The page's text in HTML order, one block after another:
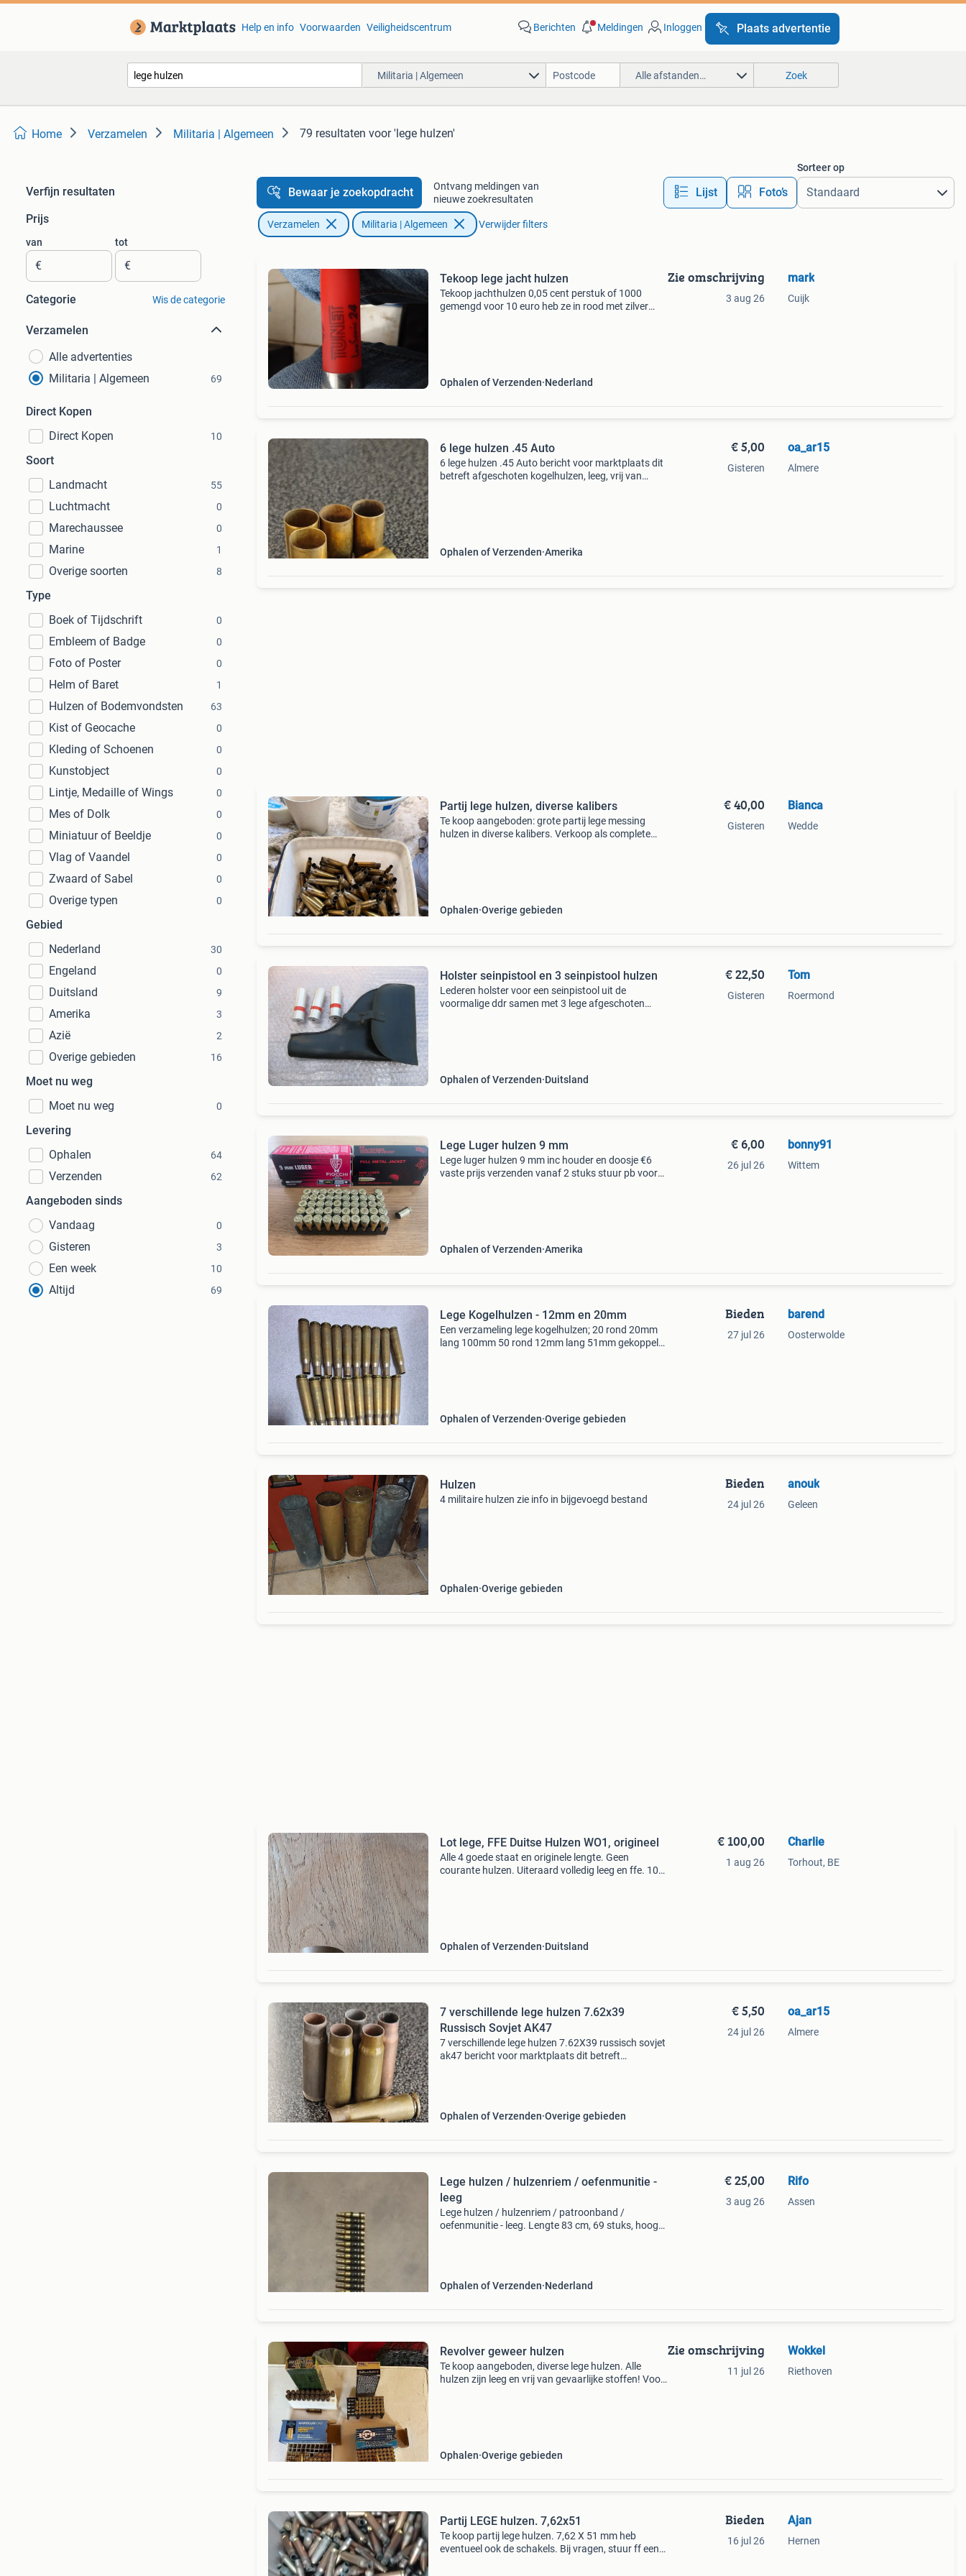
Help en info Voorwaarden Veiligheidscentrum Berichten Meldingen Inloggen Plaats advertentie
Militaria | Algemeen Alle afstanden… Zoek
Home Verzamelen Militaria | Algemeen 79 resultaten voor 'lege hulzen'
Verfijn resultaten
Prijs
van
€
tot
€
Categorie Wis de categorie
Verzamelen
Alle advertenties
Militaria | Algemeen
69
Direct Kopen
Direct Kopen
10
Soort
Landmacht
55
Luchtmacht 0
Marechaussee 0
Marine 1
Overige soorten 8
Type
Boek of Tijdschrift
0
Embleem of Badge 0
Foto of Poster 0
Helm of Baret 1
Hulzen of Bodemvondsten 63
Kist of Geocache 0
Kleding of Schoenen 0
Kunstobject 0
Lintje, Medaille of Wings 0
Mes of Dolk 0
Miniatuur of Beeldje 0
Vlag of Vaandel 0
Zwaard of Sabel 0
Overige typen 0
Gebied
Nederland
30
Engeland 0
Duitsland 9
Amerika 3
Azië 2
Overige gebieden 16
Moet nu weg
Moet nu weg
0
Levering
Ophalen
64
Verzenden 62
Aangeboden sinds
Vandaag
0
Gisteren 3
Een week 10
Altijd 69
Bewaar je zoekopdracht
Ontvang meldingen van
nieuwe zoekresultaten
Lijst Foto’s
Sorteer op
Verzamelen Militaria | Algemeen Verwijder filters
Tekoop lege jacht hulzen
Tekoop jachthulzen 0,05 cent perstuk of 1000
gemengd voor 10 euro heb ze in rood met zilver
Ophalen of Verzenden Nederland
Zie omschrijving
3 aug 26
mark
Cuijk
6 lege hulzen .45 Auto
6 lege hulzen .45 Auto bericht voor marktplaats dit
betreft afgeschoten kogelhulzen, leeg, vrij van
Ophalen of Verzenden Amerika
€ 5,00
Gisteren
oa_ar15
Almere
Partij lege hulzen, diverse kalibers
Te koop aangeboden: grote partij lege messing
hulzen in diverse kalibers. Verkoop als complete
Ophalen Overige gebieden
€ 40,00
Gisteren
Bianca
Wedde
Holster seinpistool en 3 seinpistool hulzen
Lederen holster voor een seinpistool uit de
voormalige ddr samen met 3 lege afgeschoten
Ophalen of Verzenden Duitsland
€ 22,50
Gisteren
Tom
Roermond
Lege Luger hulzen 9 mm
Lege luger hulzen 9 mm inc houder en doosje €6
vaste prijs verzenden vanaf 2 stuks stuur pb voor
Ophalen of Verzenden Amerika
€ 6,00
26 jul 26
bonny91
Wittem
Lege Kogelhulzen - 12mm en 20mm
Een verzameling lege kogelhulzen; 20 rond 20mm
lang 100mm 50 rond 12mm lang 51mm gekoppeld
Ophalen of Verzenden Overige gebieden
Bieden
27 jul 26
barend
Oosterwolde
Hulzen
4 militaire hulzen zie info in bijgevoegd bestand
Ophalen Overige gebieden
Bieden
24 jul 26
anouk
Geleen
Lot lege, FFE Duitse Hulzen WO1, origineel
Alle 4 goede staat en originele lengte. Geen
courante hulzen. Uiteraard volledig leeg en ffe. 100
Ophalen of Verzenden Duitsland
€ 100,00
1 aug 26
Charlie
Torhout, BE
7 verschillende lege hulzen 7.62x39
Russisch Sovjet AK47
7 verschillende lege hulzen 7.62X39 russisch sovjet
ak47 bericht voor marktplaats dit betreft
Ophalen of Verzenden Overige gebieden
€ 5,50
24 jul 26
oa_ar15
Almere
Lege hulzen / hulzenriem / oefenmunitie -
leeg
Lege hulzen / hulzenriem / patroonband /
oefenmunitie - leeg. Lengte 83 cm, 69 stuks, hoogte
Ophalen of Verzenden Nederland
€ 25,00
3 aug 26
Rifo
Assen
Revolver geweer hulzen
Te koop aangeboden, diverse lege hulzen. Alle
hulzen zijn leeg en vrij van gevaarlijke stoffen! Voor
Ophalen Overige gebieden
Zie omschrijving
11 jul 26
Wokkel
Riethoven
Partij LEGE hulzen. 7,62x51
Te koop partij lege hulzen. 7,62 X 51 mm heb
eventueel ook de schakels. Bij vragen, stuur ff een
Bieden
16 jul 26
Ajan
Hernen